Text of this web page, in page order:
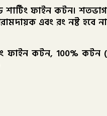
শার্টিং ফাইন কটন। শতভাগ
এবং রং নষ্ট হবে না
ফাইন কটন, 100% কটন (